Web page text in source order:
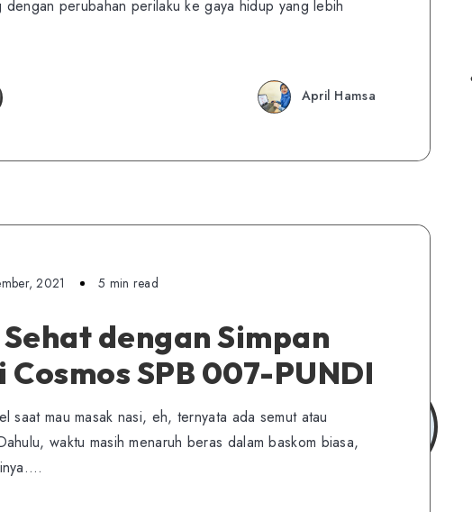
dengan perubahan perilaku ke gaya hidup yang lebih
April Hamsa
2021 5 min read
dengan Simpan
Cosmos SPB 007-PUNDI
saat mau masak nasi, eh, ternyata ada semut atau
waktu masih menaruh beras dalam baskom biasa,